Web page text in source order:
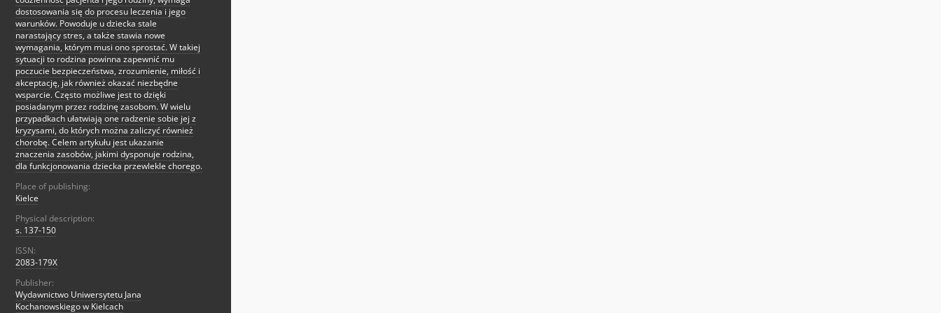
dostosowania się do procesu leczenia i jego
warunków. Powoduje u dziecka stale
narastający stres, a także stawia nowe
wymagania, którym musi ono sprostać. W takiej
sytuacji to rodzina powinna zapewnić mu
poczucie bezpieczeństwa, zrozumienie, miłość i
akceptację, jak również okazać niezbędne
wsparcie. Często możliwe jest to dzięki
posiadanym przez rodzinę zasobom. W wielu
przypadkach ułatwiają one radzenie sobie jej z
kryzysami, do których można zaliczyć również
chorobę. Celem artykułu jest ukazanie
znaczenia zasobów, jakimi dysponuje rodzina,
dla funkcjonowania dziecka przewlekle chorego.
Place of publishing:
Kielce
Physical description:
s. 137-150
ISSN:
2083-179X
Publisher:
Wydawnictwo Uniwersytetu Jana
Kochanowskiego w Kielcach